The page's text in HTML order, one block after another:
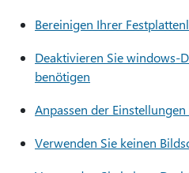
Bereinigen Ihrer
Deaktivieren Sie windows-
benötigen
Anpassen der
Verwenden Sie keinen